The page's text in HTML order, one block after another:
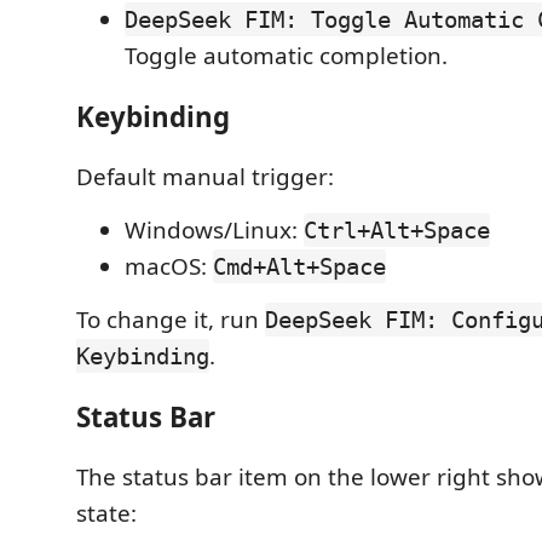
DeepSeek FIM: Toggle Automatic
Toggle automatic completion.
Keybinding
Default manual trigger:
Windows/Linux: Ctrl+Alt+Space
macOS: Cmd+Alt+Space
To change it, run DeepSeek FIM:
Keybinding.
Status Bar
The status bar item on the lower right
state: